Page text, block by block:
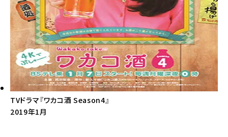
TVドラマ『ワカコ酒 Season4』
2019年1月